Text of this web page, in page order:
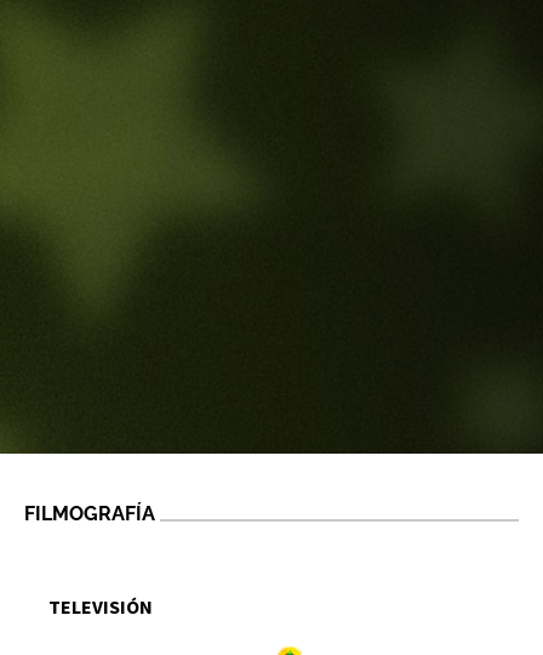
FILMOGRAFÍA
TELEVISIÓN